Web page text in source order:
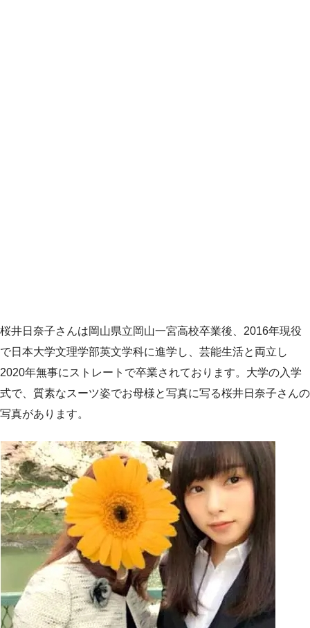
桜井日奈子さんは岡山県立岡山一宮高校卒業後、2016年現役
で日本大学文理学部英文学科に進学し、芸能生活と両立し
2020年無事にストレートで卒業されております。大学の入学
式で、質素なスーツ姿でお母様と写真に写る桜井日奈子さんの
写真があります。